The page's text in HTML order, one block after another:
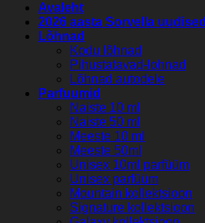
Avaleht
2026 aasta Sorvella uudised
Lõhnad
Kodu lõhnad
Pihustatavad-lohnad
Lõhnad autodele
Parfuumid
Naiste 10 ml
Naiste 50 ml
Meeste 10 ml
Meeste 50ml
Unisex 10ml parfüüm
Unisex parfüüm
Mountain kollektsioon
Signature kollektsioon